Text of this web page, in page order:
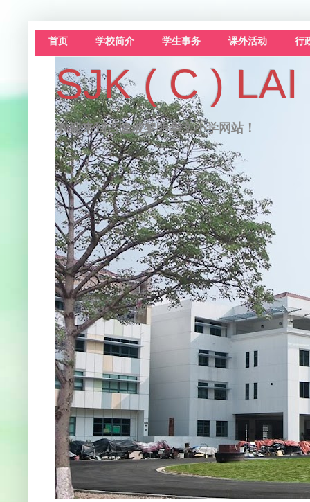
首页 学校简介 学生事务 课外活动 行
SJK ( C )
欢迎来到吉隆坡黎明华文小学网站！